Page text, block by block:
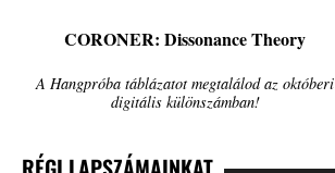
CORONER: Dissonance Theory
A Hangpróba táblázatot megtalálod az októberi
digitális különszámban!